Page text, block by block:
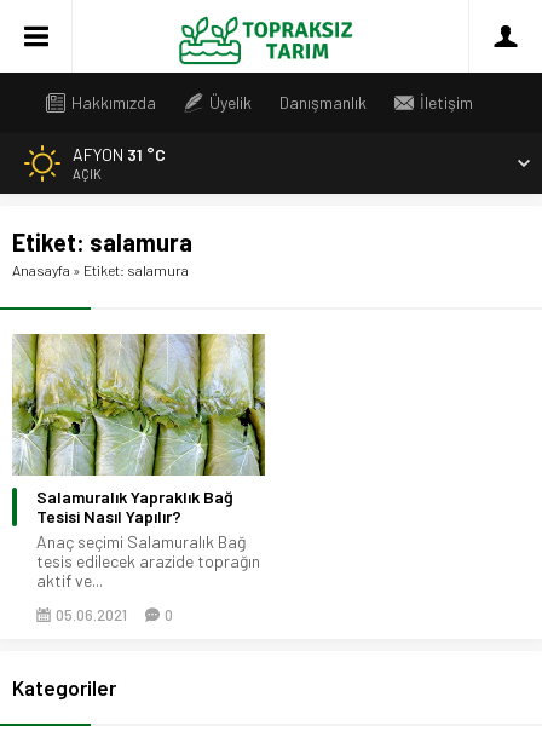
Hakkımızda Üyelik Danışmanlık İletişim
AFYON 31 °C
AÇIK
Etiket: salamura
Anasayfa » Etiket: salamura
Salamuralık Yapraklık Bağ
Tesisi Nasıl Yapılır?
Anaç seçimi Salamuralık Bağ
tesis edilecek arazide toprağın
aktif ve...
05.06.2021 0
Kategoriler